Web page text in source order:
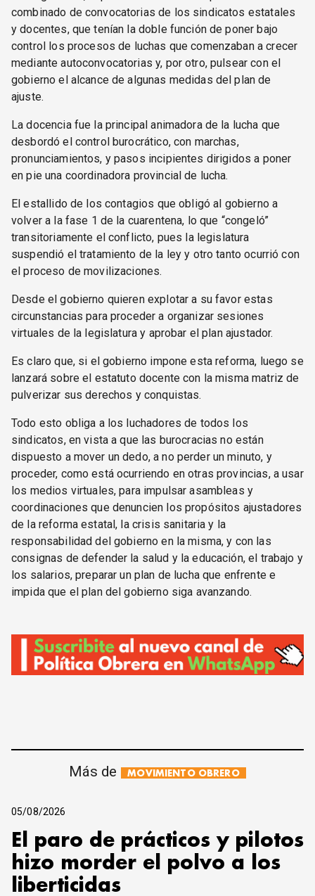
combinado de convocatorias de los sindicatos estatales
y docentes, que tenían la doble función de poner bajo
control los procesos de luchas que comenzaban a crecer
mediante autoconvocatorias y, por otro, pulsear con el
gobierno el alcance de algunas medidas del plan de
ajuste.
La docencia fue la principal animadora de la lucha que
desbordó el control burocrático, con marchas,
pronunciamientos, y pasos incipientes dirigidos a poner
en pie una coordinadora provincial de lucha.
El estallido de los contagios que obligó al gobierno a
volver a la fase 1 de la cuarentena, lo que “congeló”
transitoriamente el conflicto, pues la legislatura
suspendió el tratamiento de la ley y otro tanto ocurrió con
el proceso de movilizaciones.
Desde el gobierno quieren explotar a su favor estas
circunstancias para proceder a organizar sesiones
virtuales de la legislatura y aprobar el plan ajustador.
Es claro que, si el gobierno impone esta reforma, luego se
lanzará sobre el estatuto docente con la misma matriz de
pulverizar sus derechos y conquistas.
Todo esto obliga a los luchadores de todos los
sindicatos, en vista a que las burocracias no están
dispuesto a mover un dedo, a no perder un minuto, y
proceder, como está ocurriendo en otras provincias, a usar
los medios virtuales, para impulsar asambleas y
coordinaciones que denuncien los propósitos ajustadores
de la reforma estatal, la crisis sanitaria y la
responsabilidad del gobierno en la misma, y con las
consignas de defender la salud y la educación, el trabajo y
los salarios, preparar un plan de lucha que enfrente e
impida que el plan del gobierno siga avanzando.
Más de MOVIMIENTO OBRERO
05/08/2026
El paro de prácticos y pilotos
hizo morder el polvo a los
liberticidas